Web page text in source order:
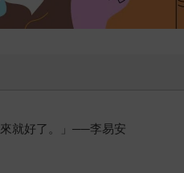
就好了。」──李易安